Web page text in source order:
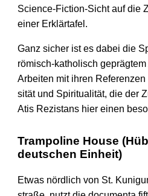
Science-Fiction-Sicht auf die
einer Erklär­tafel.
Ganz sicher ist es dabei die
römisch-katholisch
Arbeiten mit ihren
sität und Spirituali­tät, die der
Atis Rezistans hier einen
Trampoline House
deutschen Einheit)
Etwas nördlich von St.